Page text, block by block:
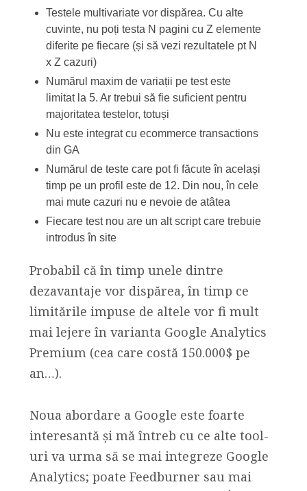
Testele multivariate vor dispărea. Cu alte
cuvinte, nu poți testa N pagini cu Z elemente
diferite pe fiecare (și să vezi rezultatele pt N
x Z cazuri)
Numărul maxim de variații pe test este
limitat la 5. Ar trebui să fie suficient pentru
majoritatea testelor, totuși
Nu este integrat cu ecommerce transactions
din GA
Numărul de teste care pot fi făcute în același
timp pe un profil este de 12. Din nou, în cele
mai mute cazuri nu e nevoie de atâtea
Fiecare test nou are un alt script care trebuie
introdus în site
Probabil că în timp unele dintre
dezavantaje vor dispărea, în timp ce
limitările impuse de altele vor fi mult
mai lejere în varianta Google Analytics
Premium (cea care costă 150.000$ pe
an…).
Noua abordare a Google este foarte
interesantă și mă întreb cu ce alte tool-
uri va urma să se mai integreze Google
Analytics; poate Feedburner sau mai